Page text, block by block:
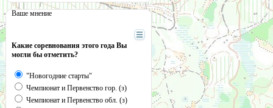
Ваше мнение
Какие соревнования этого года Вы
могли бы отметить?
"Новогодние старты"
Чемпионат и Первенство гор. (з)
Чемпионат и Первенство обл. (з)